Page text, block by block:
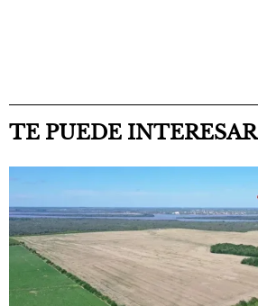
TE PUEDE INTERESAR